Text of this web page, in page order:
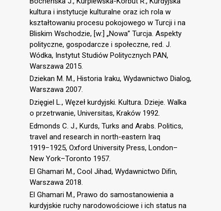
kultura i instytucje kulturalne oraz ich rola w
kształtowaniu procesu pokojowego w Turcji i na
Bliskim Wschodzie, [w:] „Nowa” Turcja. Aspekty
polityczne, gospodarcze i społeczne, red. J.
Wódka, Instytut Studiów Politycznych PAN,
Warszawa 2015.
Dziekan M. M., Historia Iraku, Wydawnictwo Dialog,
Warszawa 2007.
Dzięgiel L., Węzeł kurdyjski. Kultura. Dzieje. Walka
o przetrwanie, Universitas, Kraków 1992.
Edmonds C. J., Kurds, Turks and Arabs. Politics,
travel and research in north-eastern Iraq
1919−1925, Oxford University Press, London–
New York–Toronto 1957.
El Ghamari M., Cool Jihad, Wydawnictwo Diﬁn,
Warszawa 2018.
El Ghamari M., Prawo do samostanowienia a
kurdyjskie ruchy narodowościowe i ich status na